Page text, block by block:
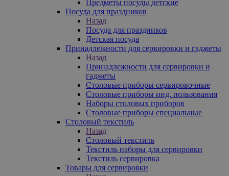
Предметы посуды детские
Посуда для праздников
Назад
Посуда для праздников
Детская посуда
Принадлежности для сервировки и гаджеты
Назад
Принадлежности для сервировки и
гаджеты
Столовые приборы сервировочные
Столовые приборы инд. пользования
Наборы столовых приборов
Столовые приборы специальные
Столовый текстиль
Назад
Столовый текстиль
Текстиль наборы для сервировки
Текстиль сервировка
Товары для сервировки